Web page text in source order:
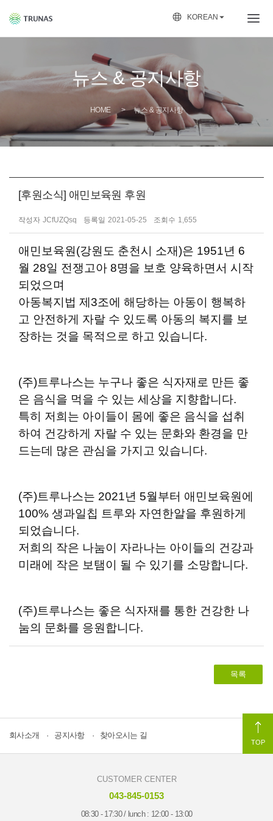
KOREAN
뉴스 & 공지사항
HOME 뉴스 & 공지사항
[후원소식] 애민보육원 후원
작성자 JCfUZQsq 등록일 2021-05-25 조회수 1,655
애민보육원(강원도 춘천시 소재)은 1951년 6
월 28일 전쟁고아 8명을 보호 양육하면서 시작
되었으며
아동복지법 제3조에 해당하는 아동이 행복하
고 안전하게 자랄 수 있도록 아동의 복지를 보
장하는 것을 목적으로 하고 있습니다.
(주)트루나스는 누구나 좋은 식자재로 만든 좋
은 음식을 먹을 수 있는 세상을 지향합니다.
특히 저희는 아이들이 몸에 좋은 음식을 섭취
하여 건강하게 자랄 수 있는 문화와 환경을 만
드는데 많은 관심을 가지고 있습니다.
(주)트루나스는 2021년 5월부터 애민보육원에
100% 생과일칩 트루와 자연한알을 후원하게
되었습니다.
저희의 작은 나눔이 자라나는 아이들의 건강과
미래에 작은 보탬이 될 수 있기를 소망합니다.
(주)트루나스는 좋은 식자재를 통한 건강한 나
눔의 문화를 응원합니다.
목록
회사소개 공지사항 찾아오시는 길
TOP
CUSTOMER CENTER
043-845-0153
08:30 - 17:30 / lunch : 12:00 - 13:00